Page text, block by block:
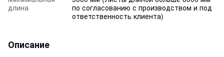
длина
по согласованию с производством и под
ответственность клиента)
Описание